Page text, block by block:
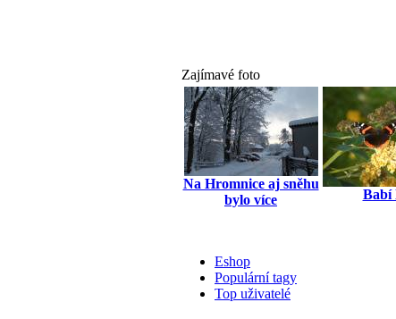
Zajímavé foto
Na Hromnice aj sněhu
bylo více
Babí
Eshop
Populární tagy
Top uživatelé